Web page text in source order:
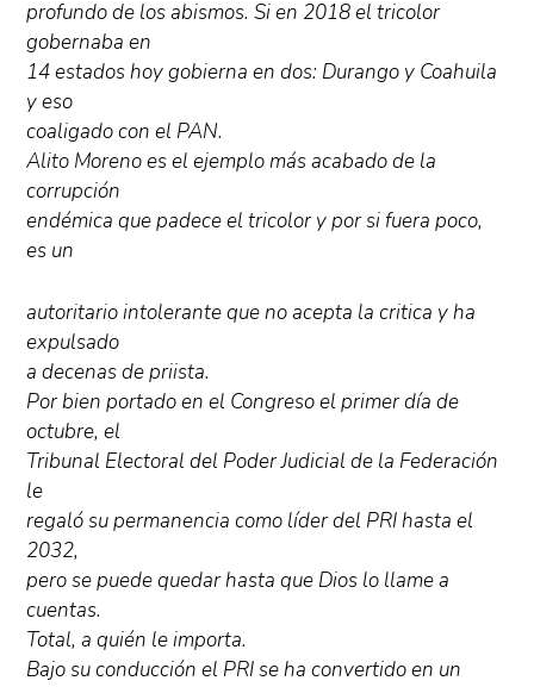
profundo de los abismos. Si en 2018 el tricolor
gobernaba en
14 estados hoy gobierna en dos: Durango y Coahuila
y eso
coaligado con el PAN.
Alito Moreno es el ejemplo más acabado de la
corrupción
endémica que padece el tricolor y por si fuera poco,
es un
autoritario intolerante que no acepta la critica y ha
expulsado
a decenas de priista.
Por bien portado en el Congreso el primer día de
octubre, el
Tribunal Electoral del Poder Judicial de la Federación
le
regaló su permanencia como líder del PRI hasta el
2032,
pero se puede quedar hasta que Dios lo llame a
cuentas.
Total, a quién le importa.
Bajo su conducción el PRI se ha convertido en un